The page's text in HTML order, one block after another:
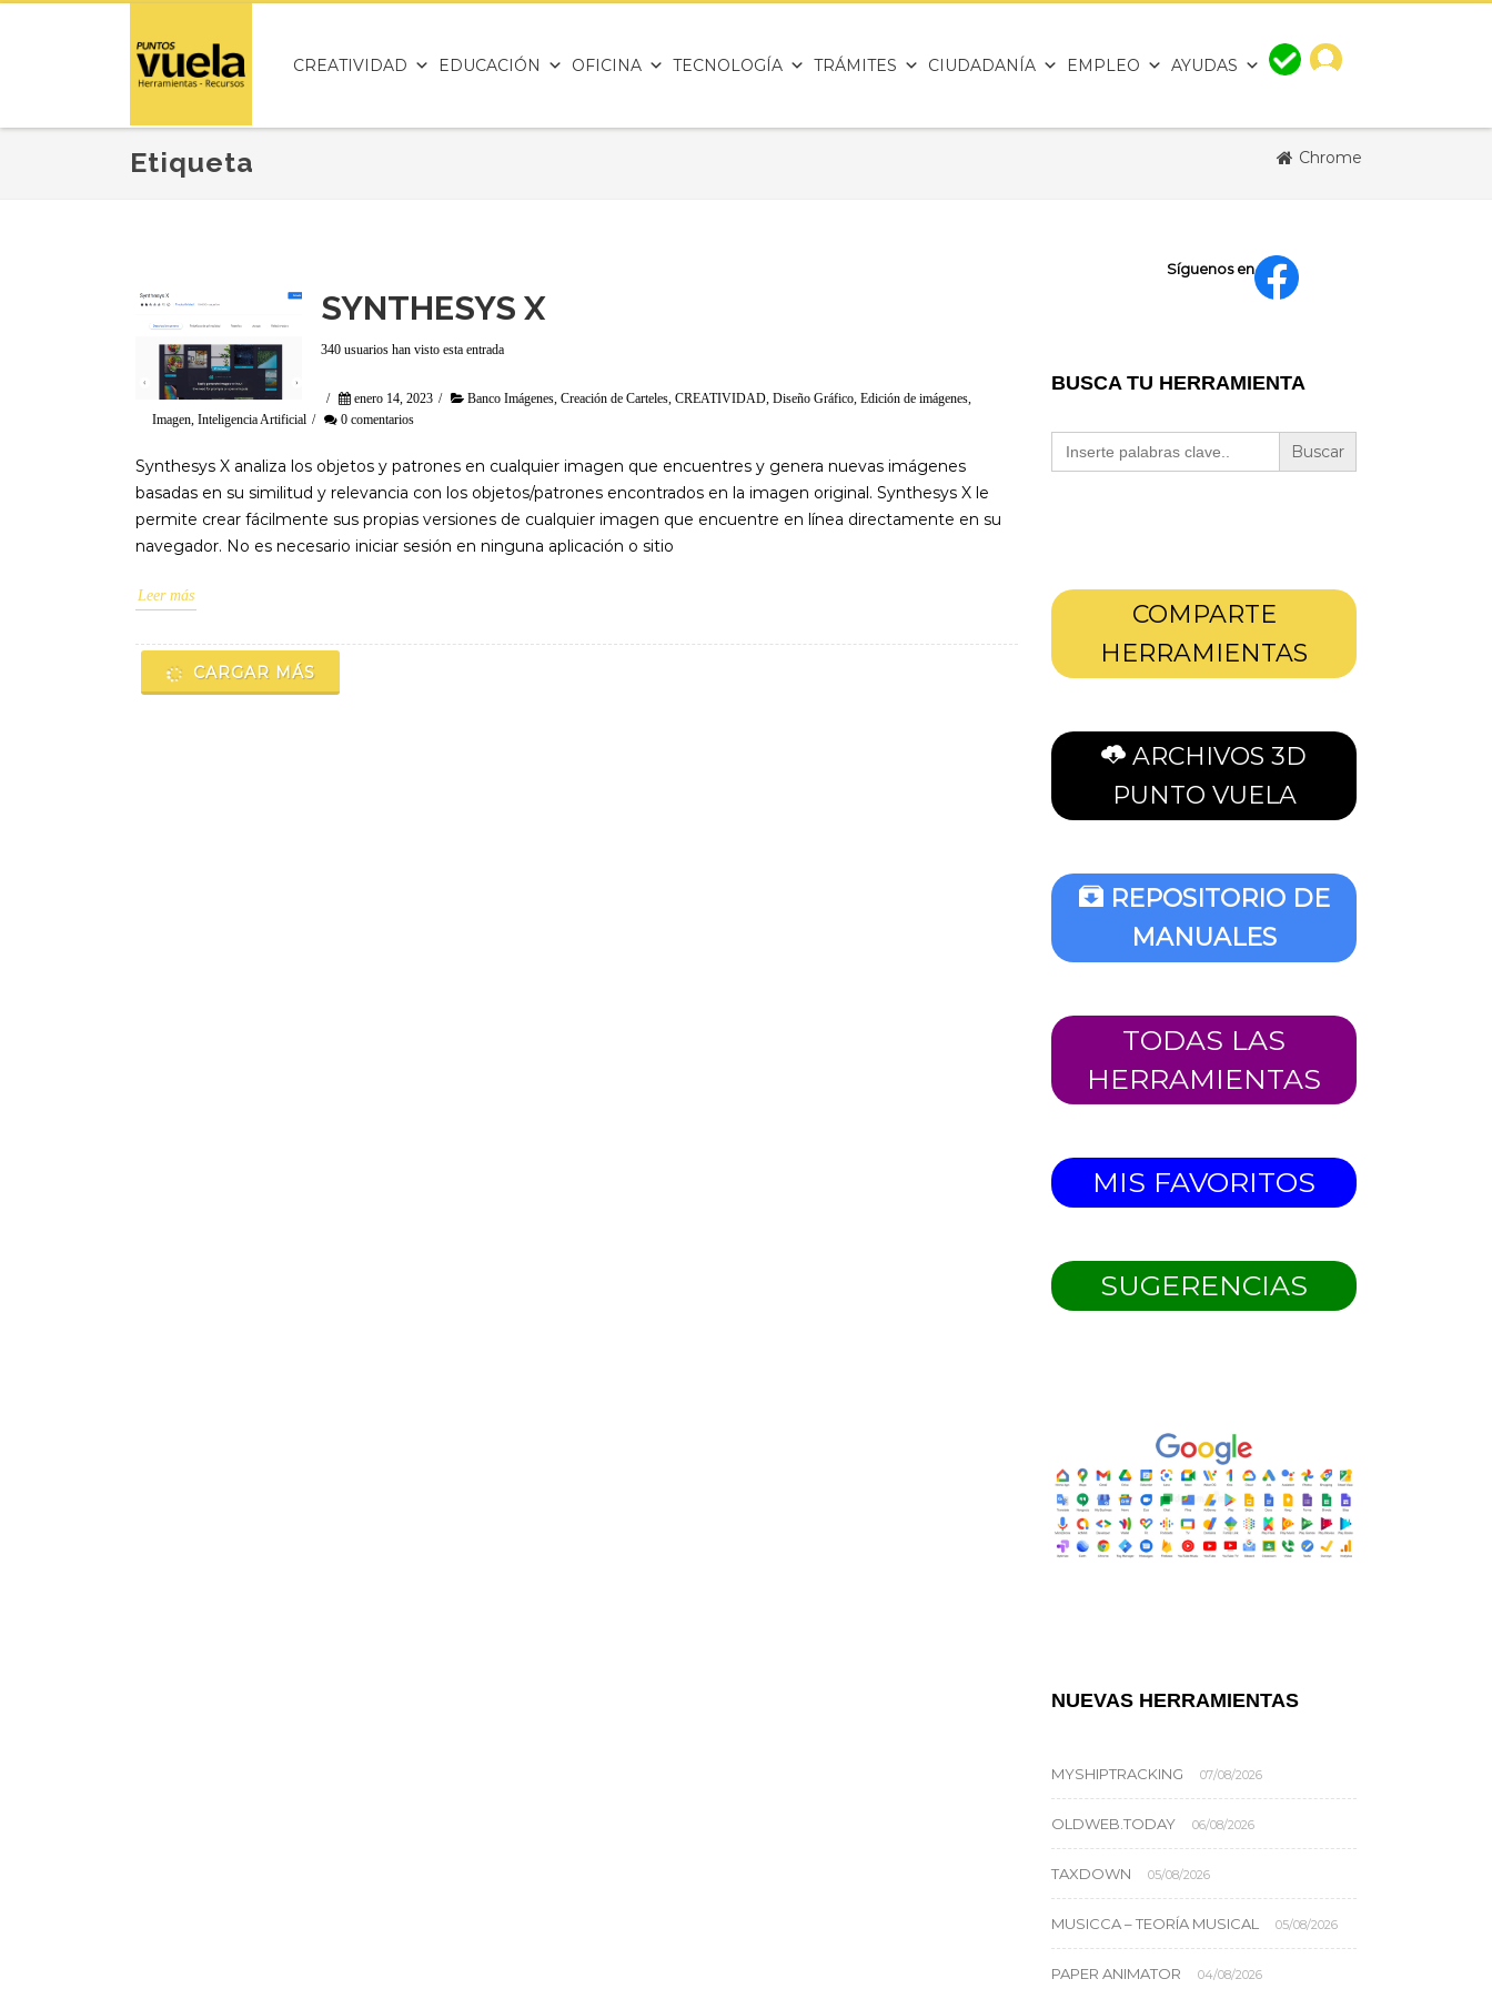
CREATIVIDAD EDUCACIÓN OFICINA TECNOLOGÍA TRÁMITES CIUDADANÍA EMPLEO AYUDAS
Etiqueta Chrome
SYNTHESYS X
340 usuarios han visto esta entrada
/ enero 14, 2023 / Banco Imágenes Creación de Carteles CREATIVIDAD Diseño Gráfico Edición de imágenes
Imagen Inteligencia Artificial / 0 comentarios
Synthesys X analiza los objetos y patrones en cualquier imagen que encuentres y genera nuevas imágenes
basadas en su similitud y relevancia con los objetos/patrones encontrados en la imagen original. Synthesys X le
permite crear fácilmente sus propias versiones de cualquier imagen que encuentre en línea directamente en su
navegador. No es necesario iniciar sesión en ninguna aplicación o sitio
Leer más
CARGAR MÁS
Síguenos en
BUSCA TU HERRAMIENTA
Buscar:
COMPARTE
HERRAMIENTAS
ARCHIVOS 3D
PUNTO VUELA
REPOSITORIO DE
MANUALES
TODAS LAS
HERRAMIENTAS
MIS FAVORITOS
SUGERENCIAS
NUEVAS HERRAMIENTAS
MYSHIPTRACKING 07/08/2026
OLDWEB.TODAY 06/08/2026
TAXDOWN 05/08/2026
MUSICCA – TEORÍA MUSICAL 05/08/2026
PAPER ANIMATOR 04/08/2026